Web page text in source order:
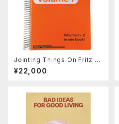
Jointing Things On Fritz H
aller (2 Vols.)
¥22,000